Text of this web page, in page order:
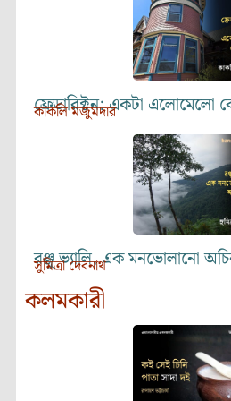
ফ্রেডারিক্টন: একটা এলোমেলো
কাকলি মজুমদার
রঞ্জু ভ্যালি, এক মনভোলানো
সুমিত্রা দেবনাথ
কলমকারী